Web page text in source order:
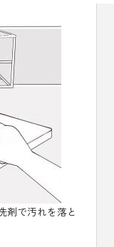
剤で汚れを落と